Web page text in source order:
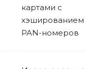
картами с
хэшированием
PAN-номеров